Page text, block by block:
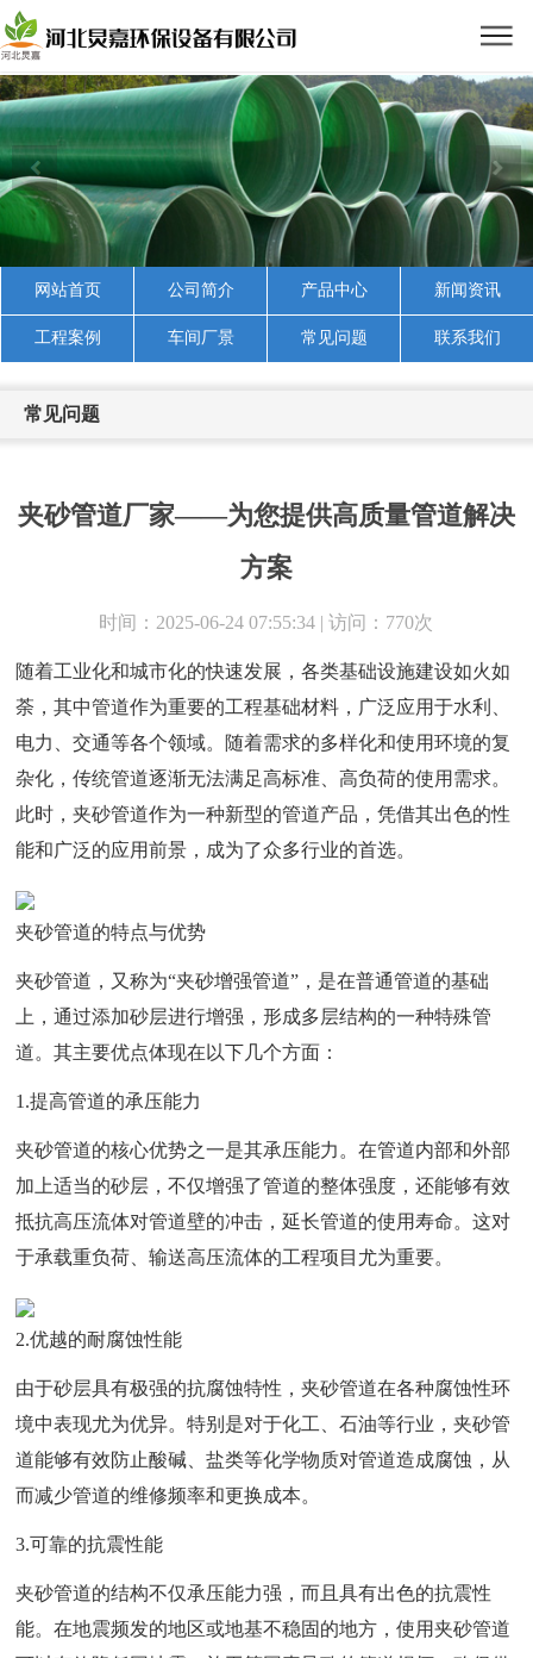
网站首页 公司简介 产品中心 新闻资讯
工程案例 车间厂景 常见问题 联系我们
常见问题
夹砂管道厂家——为您提供高质量管道解决
方案
时间：2025-06-24 07:55:34 | 访问：770次
随着工业化和城市化的快速发展，各类基础设施建设如火如
荼，其中管道作为重要的工程基础材料，广泛应用于水利、
电力、交通等各个领域。随着需求的多样化和使用环境的复
杂化，传统管道逐渐无法满足高标准、高负荷的使用需求。
此时，夹砂管道作为一种新型的管道产品，凭借其出色的性
能和广泛的应用前景，成为了众多行业的首选。
夹砂管道的特点与优势
夹砂管道，又称为“夹砂增强管道”，是在普通管道的基础
上，通过添加砂层进行增强，形成多层结构的一种特殊管
道。其主要优点体现在以下几个方面：
1.提高管道的承压能力
夹砂管道的核心优势之一是其承压能力。在管道内部和外部
加上适当的砂层，不仅增强了管道的整体强度，还能够有效
抵抗高压流体对管道壁的冲击，延长管道的使用寿命。这对
于承载重负荷、输送高压流体的工程项目尤为重要。
2.优越的耐腐蚀性能
由于砂层具有极强的抗腐蚀特性，夹砂管道在各种腐蚀性环
境中表现尤为优异。特别是对于化工、石油等行业，夹砂管
道能够有效防止酸碱、盐类等化学物质对管道造成腐蚀，从
而减少管道的维修频率和更换成本。
3.可靠的抗震性能
夹砂管道的结构不仅承压能力强，而且具有出色的抗震性
能。在地震频发的地区或地基不稳固的地方，使用夹砂管道